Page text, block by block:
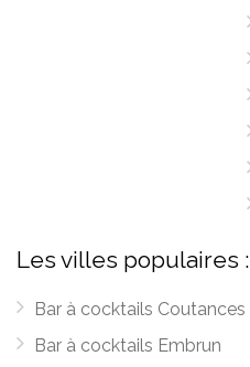
Les villes populaires :
Bar à cocktails Coutances
Bar à cocktails Embrun